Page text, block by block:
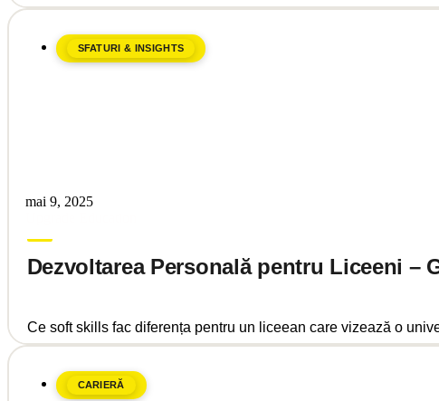
SFATURI & INSIGHTS
mai 9, 2025
Dezvoltarea Personală pentru Liceeni –
Ce soft skills fac diferența pentru un liceean care vizează o
CARIERĂ